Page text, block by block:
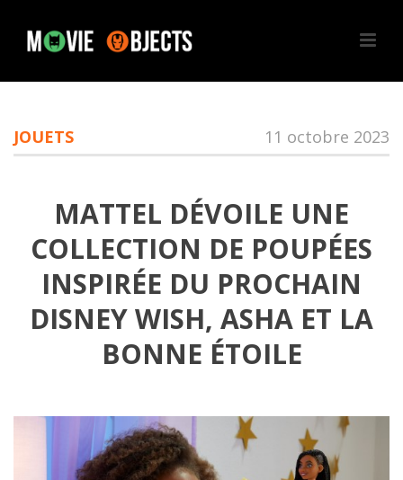
JOUETS 11 octobre 2023
MATTEL DÉVOILE UNE
COLLECTION DE POUPÉES
INSPIRÉE DU PROCHAIN
DISNEY WISH, ASHA ET LA
BONNE ÉTOILE